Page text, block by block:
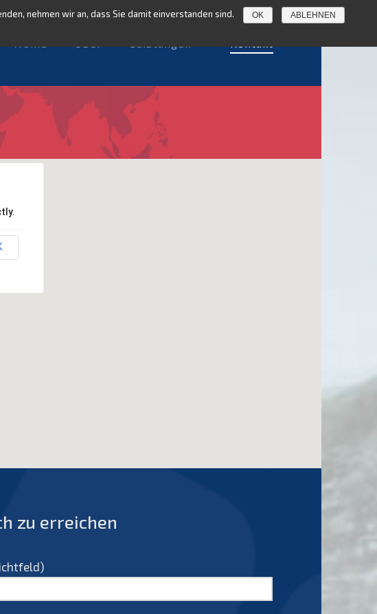
zu erreichen
nehmen wir an, dass Sie damit einverstanden sind. OK
ABLEHNEN